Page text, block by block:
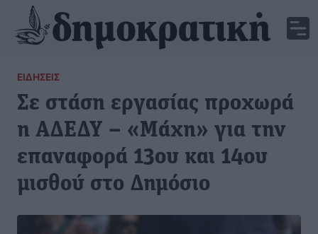
ΕΙΔΉΣΕΙΣ
Σε στάση εργασίας προχωρά
η ΑΔΕΔΥ – «Μάχη» για την
επαναφορά 13ου και 14ου
μισθού στο Δημόσιο